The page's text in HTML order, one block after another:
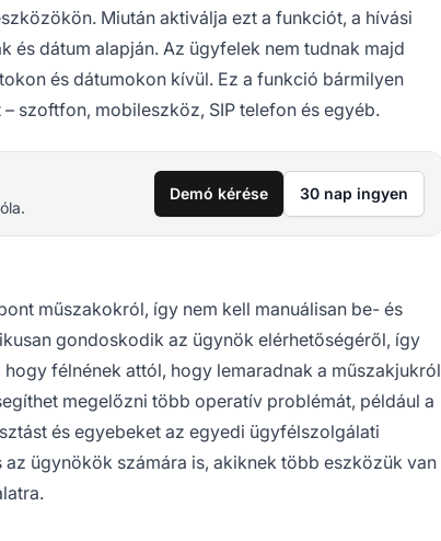
Miután aktiválja ezt a funkciót, a hívási
és dátum alapján. Az ügyfelek nem tudnak majd
és dátumokon kívül. Ez a funkció bármilyen
szoftfon, mobileszköz, SIP telefon és egyéb.
Demó kérése 30 nap ingyen
műszakokról, így nem kell manuálisan be- és
gondoskodik az ügynök elérhetőségéről, így
félnének attól, hogy lemaradnak a műszakjukról
megelőzni több operatív problémát, például a
és egyebeket az egyedi ügyfélszolgálati
ügynökök számára is, akiknek több eszközük van